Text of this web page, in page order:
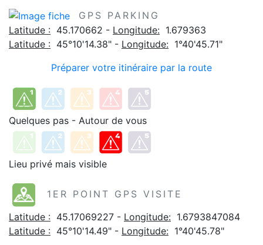
GPS PARKING
Latitude : 45.170662 - Longitude: 1.679363
Latitude : 45°10'14.38" - Longitude: 1°40'45.71"
Préparer votre itinéraire par la route
Quelques pas - Autour de vous
Lieu privé mais visible
1ER POINT GPS VISITE
Latitude : 45.17069227 - Longitude: 1.6793847084
Latitude : 45°10'14.49" - Longitude: 1°40'45.78"